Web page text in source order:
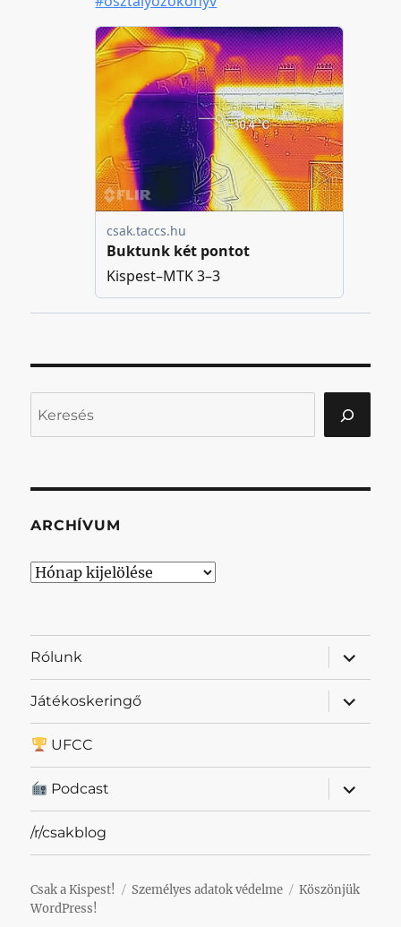
ARCHÍVUM
Archívum
Rólunk
almenü
Játékoskeringő
almenü
UFCC
Podcast
almenü
/r/csakblog
Csak a Kispest! Személyes adatok védelme
Köszönjük
WordPress!